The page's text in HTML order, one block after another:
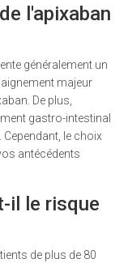
l'apixaban
généralement un
majeur
De plus,
gastro-intestinal
le choix
antécédents
il le risque
de plus de 80